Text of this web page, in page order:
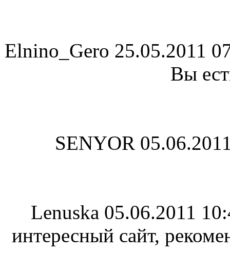
Elnino_Gero 25.05.2011
Вы
SENYOR
Lenuska 05.06.2011
интересный сайт,